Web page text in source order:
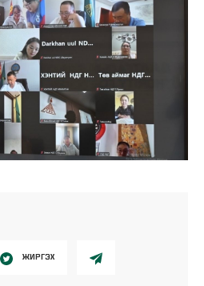
ЖИРГЭХ